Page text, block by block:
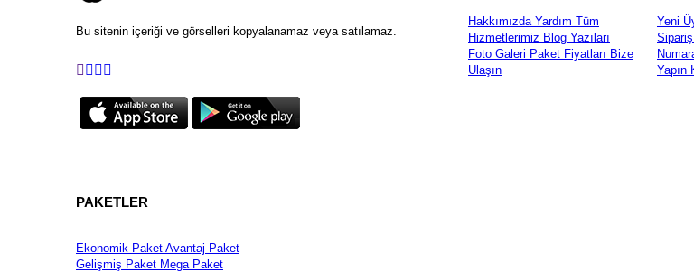
Bu sitenin içeriği ve görselleri kopyalanamaz veya satılamaz.
HakkımızdaYardım Tüm
Hizmetlerimiz Blog Yazıları
Foto Galeri Paket Fiyatları Bize
Ulaşın
Yeni
Yapın
PAKETLER
Ekonomik Paket Avantaj Paket
Gelişmiş Paket Mega Paket